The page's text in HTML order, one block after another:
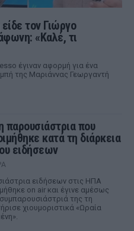
τον Γιώργο
«Καλέ, τι
έγιναν αφορμή για ένα
της Μαριάννας Γεωργαντή
παρουσιάστρια που
κατά τη διάρκεια
ειδήσεων
ειδήσεων στις ΗΠΑ
on air και έγινε αμέσως
της τη
χιουμοριστικά «Ωραία